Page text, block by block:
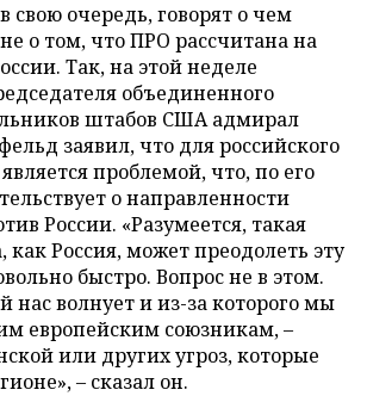
свою очередь, говорят о чем
о том, что ПРО рассчитана на
Так, на этой неделе
объединенного
штабов США адмирал
заявил, что для российского
проблемой, что, по его
о направленности
России. «Разумеется, такая
как Россия, может преодолеть эту
быстро. Вопрос не в этом.
нас волнует и из-за которого мы
европейским союзникам, –
или других угроз, которые
– сказал он.